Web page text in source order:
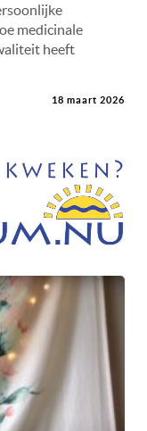
medicinale
heeft
18 maart 2026